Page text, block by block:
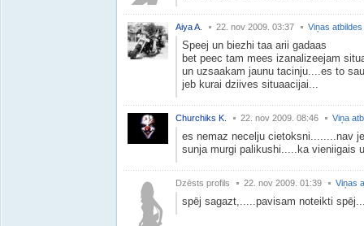
Aiya A. 22. nov 2009. 03:37 Viņas atbildes
Speej un biezhi taa arii gadaas
bet peec tam mees izanalizeejam
un uzsaakam jaunu tacinju....es to
jeb kurai dziives situaacijai...
Churchiks K. 22. nov 2009. 08:46 Viņa
es nemaz necelju cietoksni........nav
sunja murgi palikushi.....ka vieniigais
Dzēsts profils 22. nov 2009. 01:39 Viņas
spēj sagazt,.....pavisam noteikti